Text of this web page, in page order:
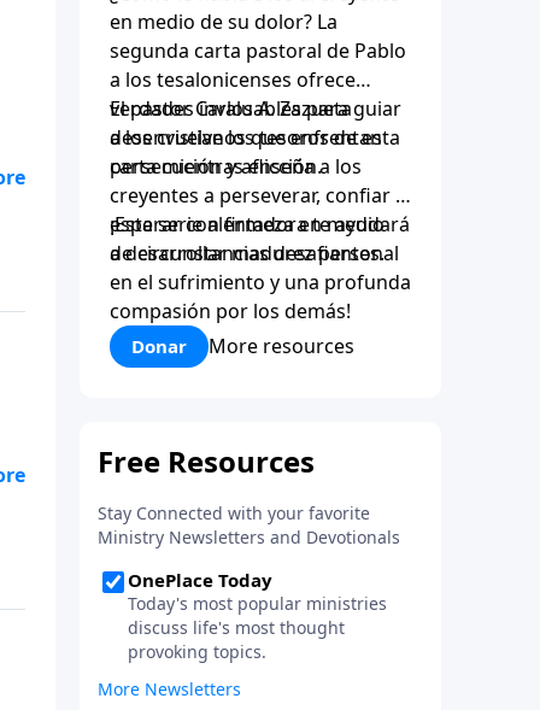
en medio de su dolor? La
segunda carta pastoral de Pablo
a los tesalonicenses ofrece
verdades invaluables para guiar
a los cristianos que enfrentan
persecución y aflicción.
El pastor Carlos A. Zazueta
desenvuelve los tesoros de esta
carta mientras enseña a los
creyentes a perseverar, confiar y
esperar con firmeza en medio
de circunstancias desafiantes.
¡Esta serie alentadora te ayudará
a desarrollar madurez personal
en el sufrimiento y una profunda
compasión por los demás!
Donar More resources